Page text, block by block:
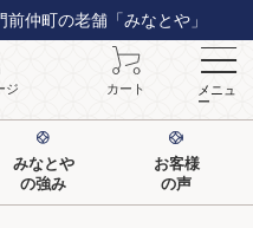
仲町の老舗「みなとや」
ジ カート メニュ
ー
みなとや
の強み
お客様
の声